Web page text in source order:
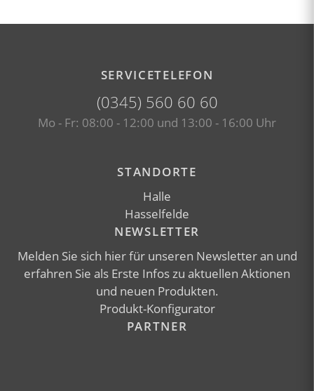
SERVICETELEFON
(0345) 560 60 60
Mo - Fr: 08:00 - 12:00 und 13:00 - 16:00 Uhr
STANDORTE
Halle
Hasselfelde
NEWSLETTER
Melden Sie sich hierfür unseren Newsletter an und
erfahren Sie als Erste Infos zu aktuellen Aktionen
und neuen Produkten.
Produkt-Konfigurator
PARTNER